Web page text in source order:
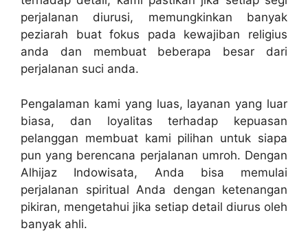
perjalanan diurusi, memungkinkan banyak
peziarah buat fokus pada kewajiban religius
anda dan membuat beberapa besar dari
perjalanan suci anda.
Pengalaman kami yang luas, layanan yang luar
biasa, dan loyalitas terhadap kepuasan
pelanggan membuat kami pilihan untuk siapa
pun yang berencana perjalanan umroh. Dengan
Alhijaz Indowisata, Anda bisa memulai
perjalanan spiritual Anda dengan ketenangan
pikiran, mengetahui jika setiap detail diurus oleh
banyak ahli.